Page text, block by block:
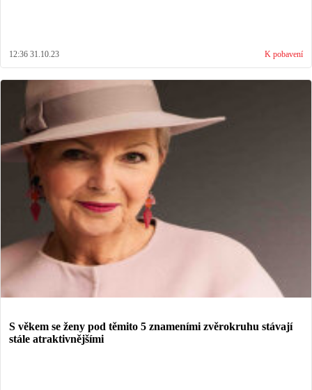
12:36 31.10.23 K pobavení
S věkem se ženy pod těmito 5 znameními zvěrokruhu stávají
stále atraktivnějšími